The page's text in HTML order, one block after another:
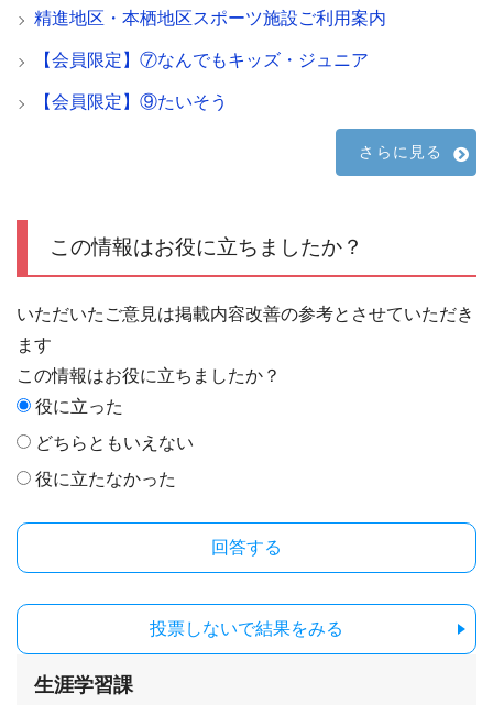
精進地区・本栖地区スポーツ施設ご利用案内
【会員限定】⑦なんでもキッズ・ジュニア
【会員限定】⑨たいそう
さらに見る
この情報はお役に立ちましたか？
いただいたご意見は掲載内容改善の参考とさせていただき
ます
この情報はお役に立ちましたか？
役に立った
どちらともいえない
役に立たなかった
投票しないで結果をみる
生涯学習課